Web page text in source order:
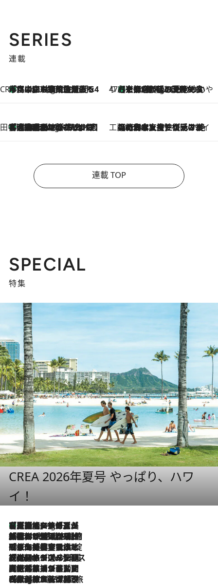
SERIES
連載
CREA'S CHOICE
1 Hour Ago
「立川にも歌舞伎があるんだよ」 片岡仁左衛門・市川中車ら豪華座組みで4年目の立川立飛歌舞伎へ 47都道府県の手みやげ ひんやりスイーツで夏を満喫
1 Hour Ago
【京都府】この夏絶対食べたい 冷やしておいしいおやつ3選 ひと口目から心を掴む新緑のテリーヌ
田中稲の勝手に再ブーム
6 Hours Ago
「湘南乃風に憧れて」観客大盛上がりの“タオル回し”に、ラッパー顔負けの高速歌唱まで…さだまさし（74）のアグレッシブすぎる現在地 工藤まやのおもてなしハワイ
2026.8.6
【ハワイ土産】ローカルの絶大な支持で復活！ 絶品の幻クッキー《元ファンの日本人女性が受け継いだ名店》
連載 TOP
SPECIAL
特集
CREA 2026年夏号 やっぱり、ハワ
イ！
1 Hour Ago
【厳選旅コスメ】「多機能アイテムがメイン！」旅好き美容エディターが選んだ夏旅ベストコスメを発表【Mサイズジップ】
2026.8.6
「荷物が増えるほど旅ストレスは増す」美容ジャーナリストがたどり着いた最終結論。“化粧品を劇的に減らす”感動の凝縮美容とは
2026.8.6
「旅先には金髪ウィッグを持参」日本と同じメイクでは損してる!? 美容ジャーナリストが提案する“掟破りの旅美容”とは
2026.8.6
【厳選旅コスメ】「身軽さ＆UV対策重視！」ヘアアーティストshucoが選んだ夏旅ベストコスメを発表【Mサイズジップ】
2026.8.5
【厳選旅コスメ】国内をあちこち移動する河井菜摘が選んだ夏旅ベストコスメ発表！「リラックスアイテムはマスト」【Mサイズジップ】
2026.8.4
【厳選旅コスメ】「紫外線＆乾燥対策しながらメイク感も！」ヘア＆メイクGeorgeが選んだ夏旅ベストコスメを発表！【Mサイズジップ】